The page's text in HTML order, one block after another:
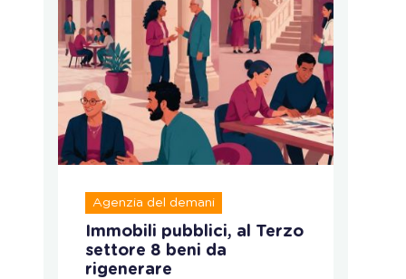
Agenzia del demani
Immobili pubblici, al Terzo
settore 8 beni da
rigenerare